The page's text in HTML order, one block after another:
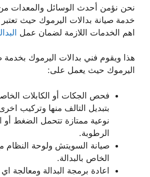
نحن نؤمن أحدث الوسائل والمعدات
خدمة صيانة بدالات اليرموك حيث
اهم الخدمات اللازمة لضمان عمل
هذا ويقوم فني بدالات اليرموك بخدمة
اليرموك حيث يعمل على:
فحص الجكات أو الكابلات الخاصة
بتبديل التالف منها وتركيب
نوعية ممتازة تتحمل الضغط أو
الرطوبة.
صيانة السويتش ولوحة النظام
الخاص بالبدالة.
اعادة برمجة البدالة ومعالجة